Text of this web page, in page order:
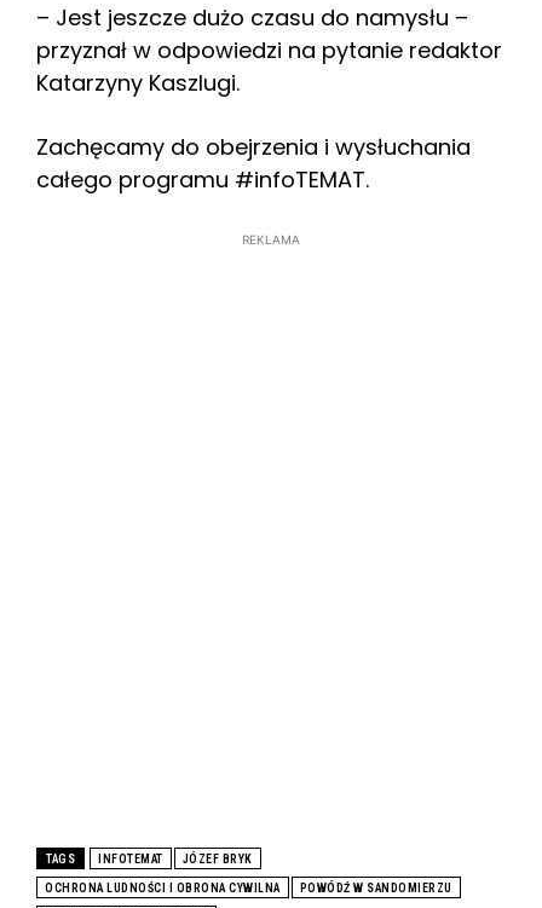
– Jest jeszcze dużo czasu do namysłu –
przyznał w odpowiedzi na pytanie redaktor
Katarzyny Kaszlugi.
Zachęcamy do obejrzenia i wysłuchania
całego programu #infoTEMAT.
REKLAMA
TAGS INFOTEMAT JÓZEF BRYK
OCHRONA LUDNOŚCI I OBRONA CYWILNA POWÓDŹ W SANDOMIERZU